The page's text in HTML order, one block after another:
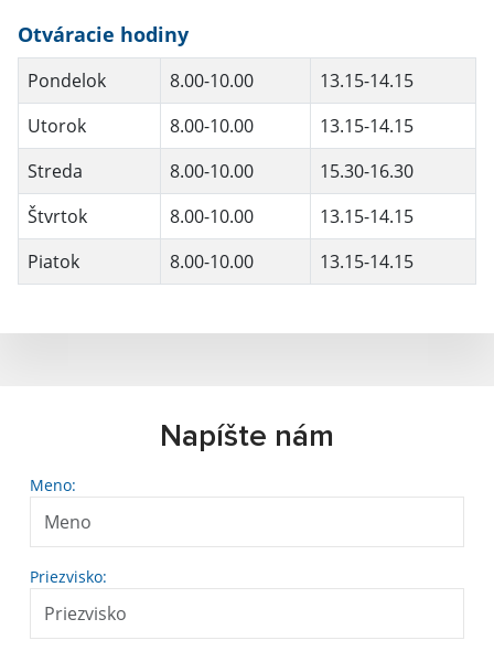
Otváracie hodiny
Pondelok 8.00-10.00
13.15-14.15
Utorok
8.00-10.00
13.15-14.15
Streda
8.00-10.00
15.30-16.30
Štvrtok
8.00-10.00
13.15-14.15
Piatok
8.00-10.00 13.15-14.15
Napíšte nám
Meno:
Priezvisko: